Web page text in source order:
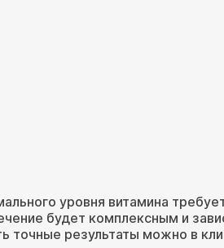
уровня витамина
будет комплексным и
точные результаты можно в